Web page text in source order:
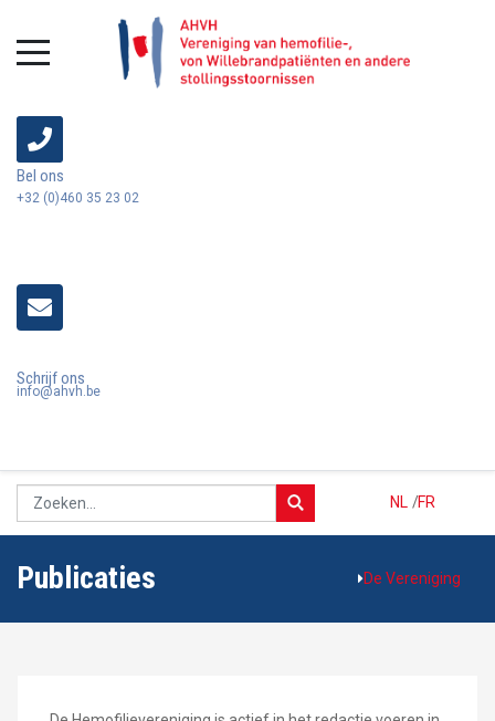
Bel ons
+32 (0)460 35 23 02
Schrijf ons
info@ahvh.be
NL FR
/
Publicaties De Vereniging